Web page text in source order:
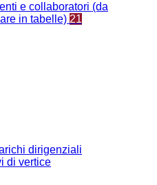
e collaboratori (da
in tabelle) 21
dirigenziali
di vertice